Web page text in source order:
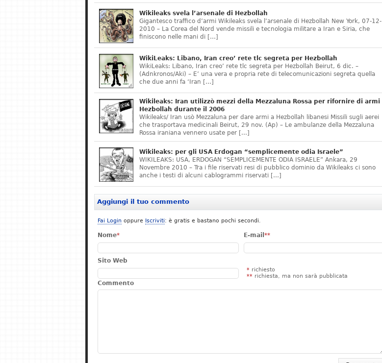
Wikileaks svela l’arsenale di Hezbollah
Gigantesco traffico d’armi Wikileaks svela l’arsenale di Hezbollah New York, 07-12-
2010 – La Corea del Nord vende missili e tecnologia militare a Iran e Siria, che
finiscono nelle mani di […]
WikiLeaks: Libano, Iran creo’ rete tlc segreta per Hezbollah
WikiLeaks: Libano, Iran creo’ rete tlc segreta per Hezbollah Beirut, 6 dic. –
(Adnkronos/Aki) – E’ una vera e propria rete di telecomunicazioni segreta quella
che due anni fa ‘Iran […]
Wikileaks: Iran utilizzò mezzi della Mezzaluna Rossa per rifornire di armi
Hezbollah durante il 2006
Wikileaks/ Iran usò Mezzaluna per dare armi a Hezbollah libanesi Missili sugli aerei
che trasportava medicinali Beirut, 29 nov. (Ap) – Le ambulanze della Mezzaluna
Rossa iraniana vennero usate per […]
Wikileaks: per gli USA Erdogan “semplicemente odia Israele”
WIKILEAKS: USA, ERDOGAN “SEMPLICEMENTE ODIA ISRAELE” Ankara, 29
Novembre 2010 – Tra i file riservati resi di pubblico dominio da Wikileaks ci sono
anche i testi di alcuni cablogrammi riservati […]
Aggiungi il tuo commento
Fai Login oppure Iscriviti: è gratis e bastano pochi secondi.
Nome* E-mail **
Sito Web
* richiesto
** richiesta, ma non sarà pubblicata
Commento